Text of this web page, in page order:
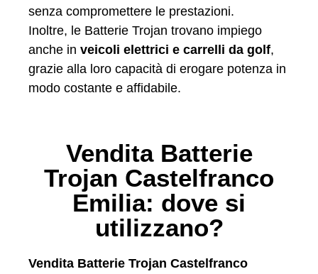
senza compromettere le prestazioni.
Inoltre, le Batterie Trojan trovano impiego
anche in veicoli elettrici e carrelli da golf,
grazie alla loro capacità di erogare potenza in
modo costante e affidabile.
Vendita Batterie
Trojan Castelfranco
Emilia: dove si
utilizzano?
Vendita Batterie Trojan Castelfranco